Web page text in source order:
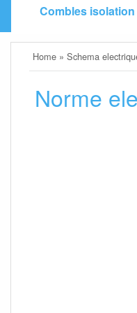
Combles isolation
Home »Schema
Norme